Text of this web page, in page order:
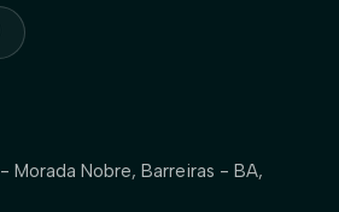
Morada Nobre, Barreiras - BA,